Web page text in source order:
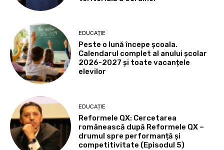
EDUCAȚIE
Peste o lună începe școala.
Calendarul complet al anului școlar
2026-2027 și toate vacanțele
elevilor
EDUCAȚIE
Reformele QX: Cercetarea
românească după Reformele QX –
drumul spre performanță și
competitivitate (Episodul 5)